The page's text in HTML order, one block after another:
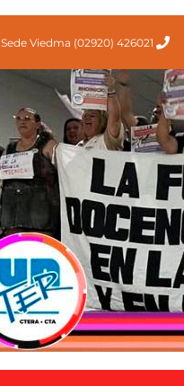
Sede Viedma (02920) 426021